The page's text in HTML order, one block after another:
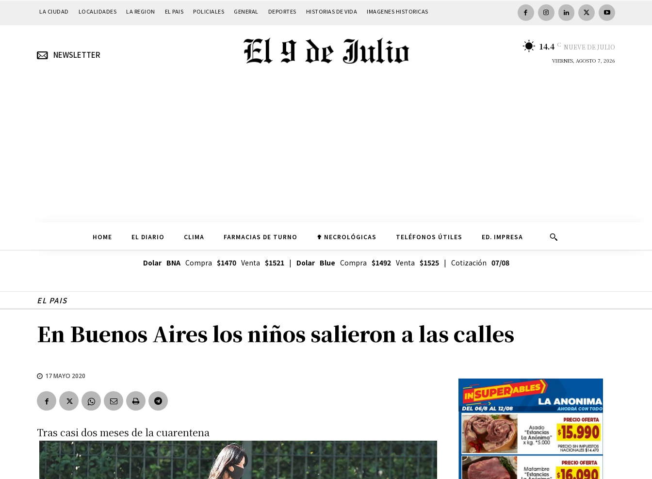
LA CIUDAD LOCALIDADES LA REGION EL PAIS POLICIALES GENERAL DEPORTES HISTORIAS DE VIDA IMAGENES HISTORICAS
NEWSLETTER
14.4 C NUEVE DE JULIO
VIERNES, AGOSTO 7, 2026
HOME EL DIARIO CLIMA FARMACIAS DE TURNO ✟ NECROLÓGICAS TELÉFONOS ÚTILES ED. IMPRESA
Dolar BNACompra $1470Venta $1521| Dolar Blue Compra $1492Venta $1525| Cotización 07/08
EL PAIS
En Buenos Aires los niños salieron a las calles
17 MAYO 2020
Tras casi dos meses de la cuarentena